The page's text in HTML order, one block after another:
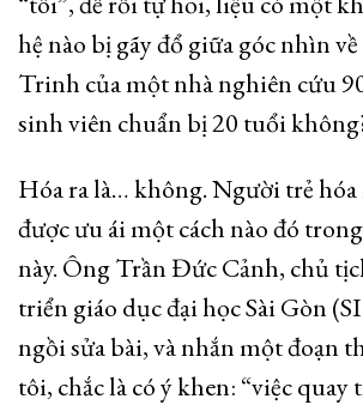
hệ nào bị gãy đổ giữa góc nhìn
Trinh của một nhà nghiên cứu
sinh viên chuẩn bị 20 tuổi
Hóa ra là… không. Người trẻ hóa
được ưu ái một cách nào đó
này. Ông Trần Đức Cảnh, chủ
triển giáo dục đại học Sài Gòn
ngồi sửa bài, và nhắn một đoạn
tôi, chắc là có ý khen: “việc